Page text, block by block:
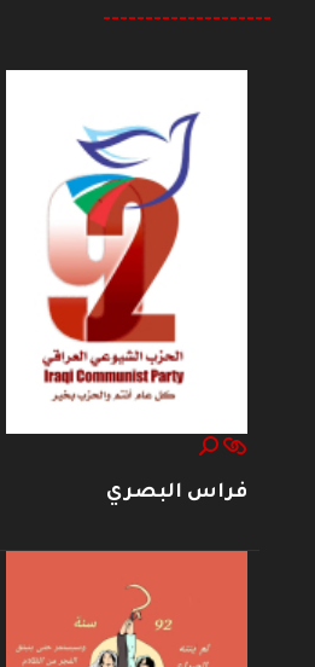
--------------------
فراس البصري